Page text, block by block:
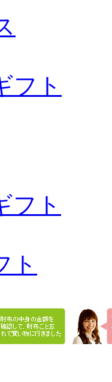
フト
フト
ト